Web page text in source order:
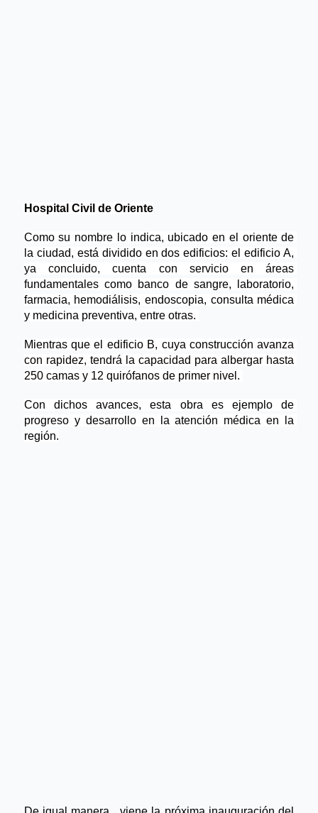
Hospital Civil de Oriente
Como su nombre lo indica, ubicado en el oriente de
la ciudad, está dividido en dos edificios: el edificio A,
ya concluido, cuenta con servicio en áreas
fundamentales como banco de sangre, laboratorio,
farmacia, hemodiálisis, endoscopia, consulta médica
y medicina preventiva, entre otras.
Mientras que el edificio B, cuya construcción avanza
con rapidez, tendrá la capacidad para albergar hasta
250 camas y 12 quirófanos de primer nivel.
Con dichos avances, esta obra es ejemplo de
progreso y desarrollo en la atención médica en la
región.